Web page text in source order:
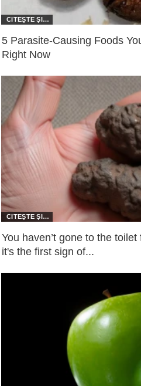
5 Parasite-Causing Foods
Right Now
You haven’t gone to the
it's the first sign of...